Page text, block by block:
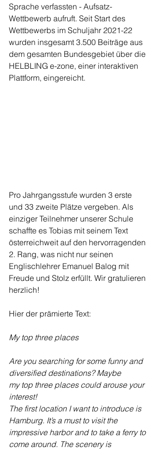
Sprache verfassten - Aufsatz-
Wettbewerb aufruft. Seit Start des
Wettbewerbs im Schuljahr 2021-22
wurden insgesamt 3.500 Beiträge aus
dem gesamten Bundesgebiet über die
HELBLING e-zone, einer interaktiven
Plattform, eingereicht.
Pro Jahrgangsstufe wurden 3 erste
und 33 zweite Plätze vergeben. Als
einziger Teilnehmer unserer Schule
schaffte es Tobias mit seinem Text
österreichweit auf den hervorragenden
2. Rang, was nicht nur seinen
Englischlehrer Emanuel Balog mit
Freude und Stolz erfüllt. Wir gratulieren
herzlich!
Hier der prämierte Text:
My top three places
Are you searching for some funny and
diversified destinations? Maybe
my top three places could arouse your
interest!
The first location I want to introduce is
Hamburg. It’s a must to visit the
impressive harbor and to take a ferry to
come around. The scenery is